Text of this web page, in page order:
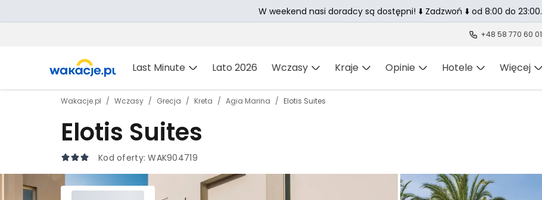
+48 58 770 60 01
Last Minute Lato 2026 Wczasy Kraje Opinie Hotele Więcej
Wakacje.pl Wczasy Grecja Kreta Agia Marina Elotis Suites
Elotis Suites
Kod oferty:WAK904719
W weekend nasi doradcy są dostępni! ⬇️ Zadzwoń ⬇️ od 8:00 do 23:00.